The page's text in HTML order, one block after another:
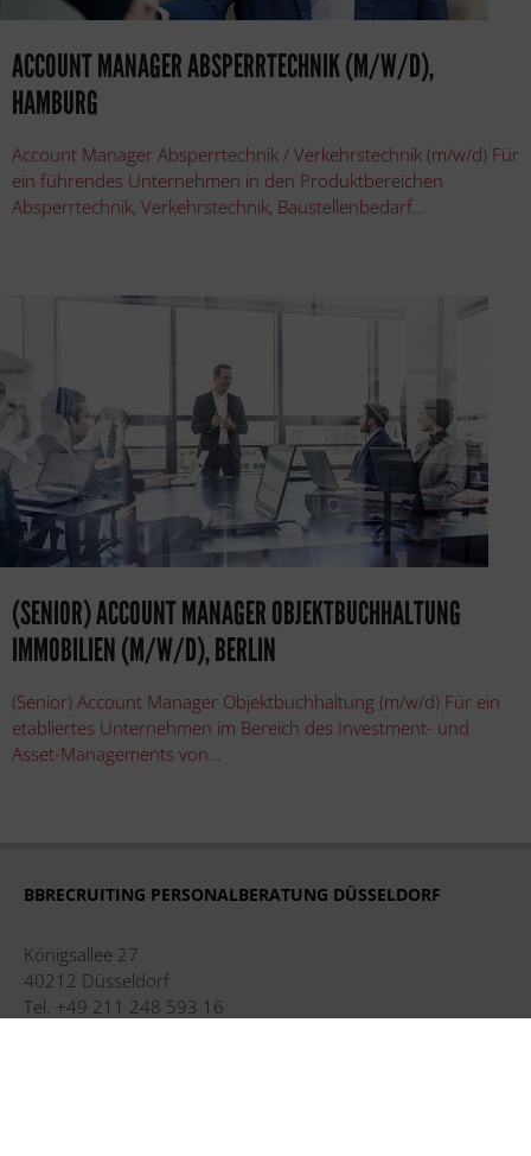
ACCOUNT MANAGER ABSPERRTECHNIK (M/W/D),
HAMBURG
Account Manager Absperrtechnik / Verkehrstechnik (m/w/d) Für
ein führendes Unternehmen in den Produktbereichen
Absperrtechnik, Verkehrstechnik, Baustellenbedarf…
(SENIOR) ACCOUNT MANAGER OBJEKTBUCHHALTUNG
IMMOBILIEN (M/W/D), BERLIN
(Senior) Account Manager Objektbuchhaltung (m/w/d) Für ein
etabliertes Unternehmen im Bereich des Investment- und
Asset-Managements von…
BBRECRUITING PERSONALBERATUNG DÜSSELDORF
Königsallee 27
40212 Düsseldorf
Tel. +49 211 248 593 16